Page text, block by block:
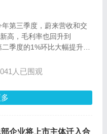
第三季度，蔚来营收和交
高，毛利率也回升到
季度的1%环比大幅提升；
来现金储备达452亿元，较
人已围观
企业将上市主体迁入合